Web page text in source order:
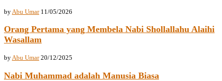
by Abu Umar 11/05/2026
Orang Pertama yang Membela Nabi Shollallahu Alaihi
Wasallam
byAbu Umar 20/12/2025
Nabi Muhammad adalah Manusia Biasa